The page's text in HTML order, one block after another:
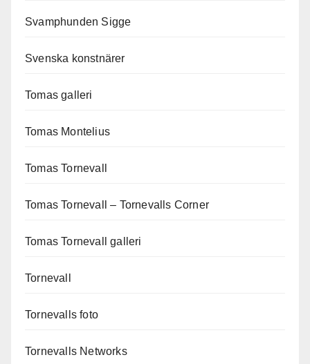
Svamphunden Sigge
Svenska konstnärer
Tomas galleri
Tomas Montelius
Tomas Tornevall
Tomas Tornevall – Tornevalls Corner
Tomas Tornevall galleri
Tornevall
Tornevalls foto
Tornevalls Networks